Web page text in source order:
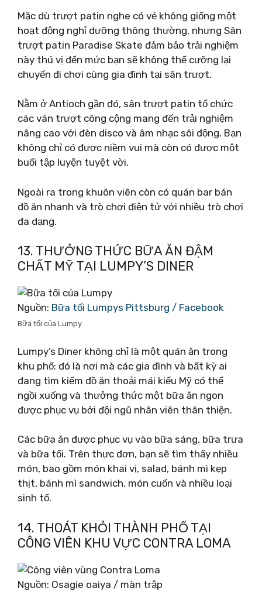
Mặc dù trượt patin nghe có vẻ không giống một
hoạt động nghỉ dưỡng thông thường, nhưng Sân
trượt patin Paradise Skate đảm bảo trải nghiệm
này thú vị đến mức bạn sẽ không thể cưỡng lại
chuyến đi chơi cùng gia đình tại sân trượt.
Nằm ở Antioch gần đó, sân trượt patin tổ chức
các ván trượt công cộng mang đến trải nghiệm
nâng cao với đèn disco và âm nhạc sôi động. Bạn
không chỉ có được niềm vui mà còn có được một
buổi tập luyện tuyệt vời.
Ngoài ra trong khuôn viên còn có quán bar bán
đồ ăn nhanh và trò chơi điện tử với nhiều trò chơi
đa dạng.
13. THƯỞNG THỨC BỮA ĂN ĐẬM
CHẤT MỸ TẠI LUMPY’S DINER
Nguồn: Bữa tối Lumpys Pittsburg / Facebook
Bữa tối của Lumpy
Lumpy’s Diner không chỉ là một quán ăn trong
khu phố: đó là nơi mà các gia đình và bất kỳ ai
đang tìm kiếm đồ ăn thoải mái kiểu Mỹ có thể
ngồi xuống và thưởng thức một bữa ăn ngon
được phục vụ bởi đội ngũ nhân viên thân thiện.
Các bữa ăn được phục vụ vào bữa sáng, bữa trưa
và bữa tối. Trên thực đơn, bạn sẽ tìm thấy nhiều
món, bao gồm món khai vị, salad, bánh mì kẹp
thịt, bánh mì sandwich, món cuốn và nhiều loại
sinh tố.
14. THOÁT KHỎI THÀNH PHỐ TẠI
CÔNG VIÊN KHU VỰC CONTRA LOMA
Nguồn: Osagie oaiya / màn trập